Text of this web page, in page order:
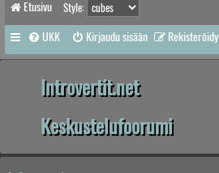
Etusivu Style:
UKK Kirjaudu sisään Rekisteröidy
Introvertit.net
Keskustelufoorumi